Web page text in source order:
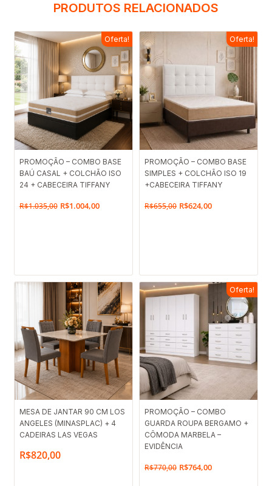
PRODUTOS RELACIONADOS
Oferta!
PROMOÇÃO – COMBO BASE
BAÚ CASAL + COLCHÃO ISO
24 + CABECEIRA TIFFANY
R$1.035,00
O
preço
era:
R$1.004,00
O
preço
é:
Oferta!
PROMOÇÃO – COMBO BASE
SIMPLES + COLCHÃO ISO 19
+CABECEIRA TIFFANY
R$655,00
O
preço
era:
R$624,00
O
preço
é:
MESA DE JANTAR 90 CM LOS
ANGELES (MINASPLAC) + 4
CADEIRAS LAS VEGAS
R$820,00
Oferta!
PROMOÇÃO – COMBO
GUARDA ROUPA BERGAMO +
CÔMODA MARBELA –
EVIDÊNCIA
R$770,00
O
preço
original
R$764,00
O
preço